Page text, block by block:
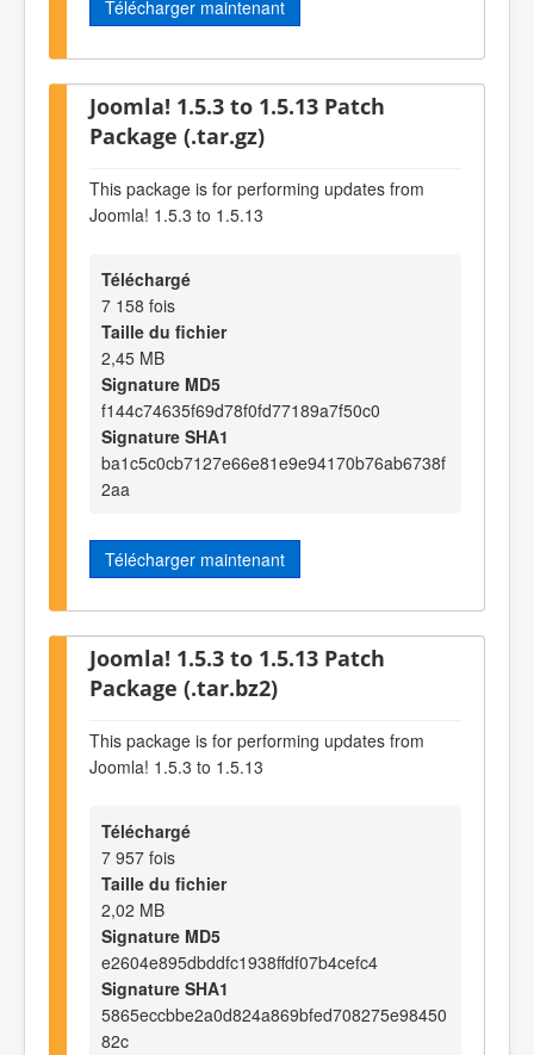
Télécharger maintenant
Joomla! 1.5.3 to 1.5.13 Patch
Package (.tar.gz)
This package is for performing updates from
Joomla! 1.5.3 to 1.5.13
Téléchargé
7 158 fois
Taille du fichier
2,45 MB
Signature MD5
f144c74635f69d78f0fd77189a7f50c0
Signature SHA1
ba1c5c0cb7127e66e81e9e94170b76ab6738f
2aa
Télécharger maintenant
Joomla! 1.5.3 to 1.5.13 Patch
Package (.tar.bz2)
This package is for performing updates from
Joomla! 1.5.3 to 1.5.13
Téléchargé
7 957 fois
Taille du fichier
2,02 MB
Signature MD5
e2604e895dbddfc1938ffdf07b4cefc4
Signature SHA1
5865eccbbe2a0d824a869bfed708275e98450
82c